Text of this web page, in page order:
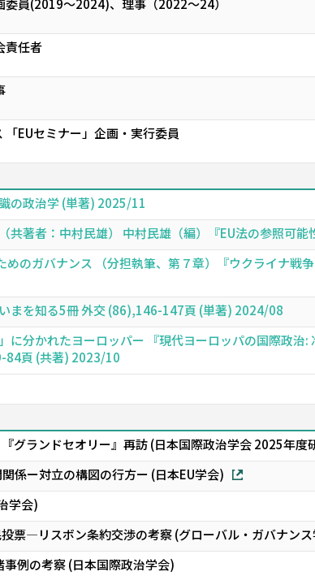
員(2019～2024)、理事（2022～24）
責任者
EUセミナー」企画・実行委員
の政治学 (単著) 2025/11
共著者：中村民雄） 中村民雄（編）『EU法の参照可
めのガバナンス （分担執筆、第７章）『ウクライナ戦
まを知る5冊 外交 (86),146-147頁 (単著) 2024/08
に分かれたヨーロッパー 『現代ヨーロッパの国際政治
84頁 (共著) 2023/10
グランドセオリー』再訪 (日本国際政治学会 2025年度
係ー対立の構図の行方ー (日本EU学会)
学会)
票—リスボン条約交渉の考察 (グローバル・ガバナン
例の考察 (日本国際政治学会)